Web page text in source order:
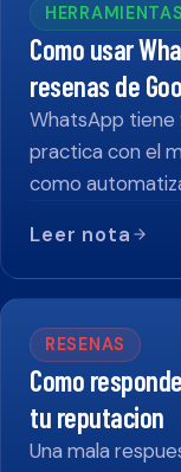
HERRAMIENTAS
Como usar
resenas de
WhatsApp tiene
practica con el
como
Leer nota
RESENAS
Como
tu reputacion
Una mala